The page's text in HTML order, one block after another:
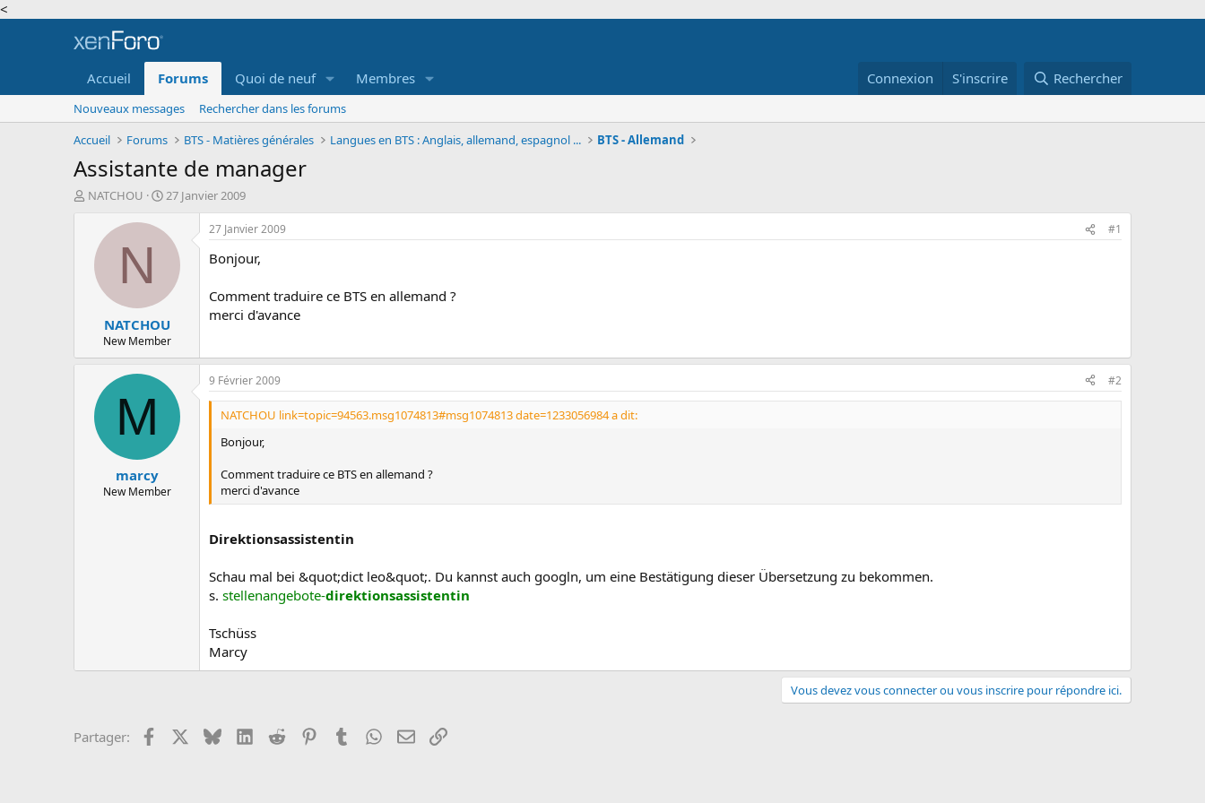
<
Accueil Forums Quoi de neuf Membres Connexion S'inscrire Rechercher
Nouveaux messages
Rechercher dans les forums
Accueil
Forums BTS - Matières générales Langues en BTS : Anglais, allemand, espagnol ... BTS - Allemand
Assistante de manager
A
d
NATCHOU
D
e
d
b
u
t
27 Janvier 2009
N
NATCHOU
New Member
27 Janvier 2009 #1
Bonjour,
Comment traduire ce BTS en allemand ?
merci d'avance
M
marcy
New Member
9 Février 2009 #2
NATCHOU link=topic=94563.msg1074813#msg1074813 date=1233056984 a dit:
Bonjour,
Comment traduire ce BTS en allemand ?
merci d'avance
Direktionsassistentin
Schau mal bei &quot;dict leo&quot;. Du kannst auch googln, um eine Bestätigung dieser Übersetzung zu bekommen.
s. stellenangebote-direktionsassistentin
Tschüss
Marcy
Vous devez vous connecter ou vous inscrire pour répondre ici.
Partager: Facebook BlueskyLinkedInReddit PinterestTumblrWhatsApp
EmailLien